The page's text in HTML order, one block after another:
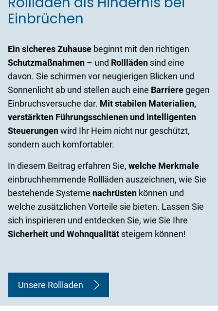
Einbrüchen
Ein sicheres Zuhause beginnt mit den richtigen
Schutzmaßnahmen – und Rollläden sind eine
davon. Sie schirmen vor neugierigen Blicken und
Sonnenlicht ab und stellen auch eine Barrieregegen
Einbruchsversuche dar. Mit stabilen Materialien,
verstärkten Führungsschienen und intelligenten
Steuerungenwird Ihr Heim nicht nur geschützt,
sondern auch komfortabler.
In diesem Beitrag erfahren Sie, welche Merkmale
einbruchhemmende Rollläden auszeichnen, wie Sie
bestehende Systeme nachrüsten können und
welche zusätzlichen Vorteile sie bieten. Lassen Sie
sich inspirieren und entdecken Sie, wie Sie Ihre
Sicherheit und Wohnqualität steigern können!
Unsere Rollladen